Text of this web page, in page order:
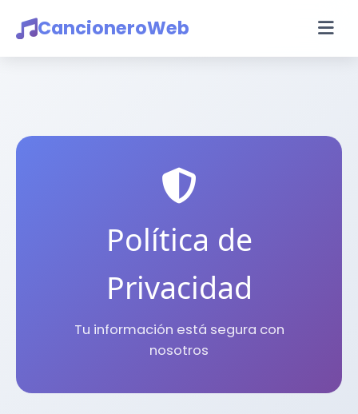
CancioneroWeb
Política de
Privacidad
Tu información está segura con
nosotros